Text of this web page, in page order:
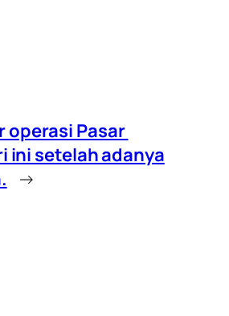
operasi Pasar
ini setelah adanya
→